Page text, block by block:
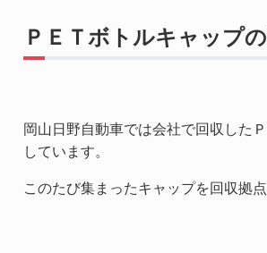
ＰＥＴボトルキャップ
岡山日野自動車では会社で回収した
しています。
このたび集まったキャップを回収拠